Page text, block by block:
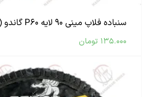
سنباده فلاپ مینی ۹۰ لایه P۶۰ گاندو (GANDO)
۱۳۵.۰۰۰ تومان